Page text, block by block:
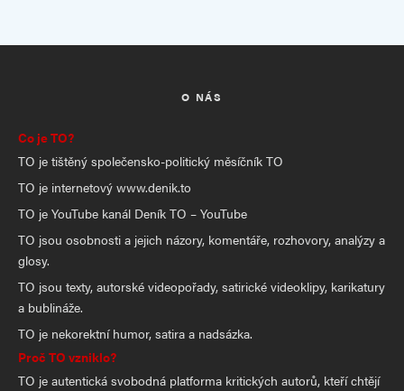
O NÁS
Co je TO?
TO je tištěný společensko-politický měsíčník TO
TO je internetový www.denik.to
TO je YouTube kanál Deník TO – YouTube
TO jsou osobnosti a jejich názory, komentáře, rozhovory, analýzy a
glosy.
TO jsou texty, autorské videopořady, satirické videoklipy, karikatury
a bublináže.
TO je nekorektní humor, satira a nadsázka.
Proč TO vzniklo?
TO je autentická svobodná platforma kritických autorů, kteří chtějí